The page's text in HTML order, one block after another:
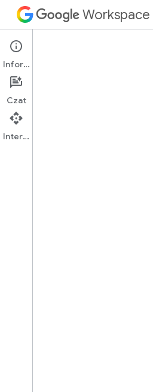
Workspace
Google Classroom
Przegląd
Informacje
Czat
Interfejs API